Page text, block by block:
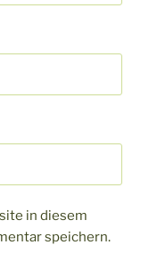
in diesem
speichern.